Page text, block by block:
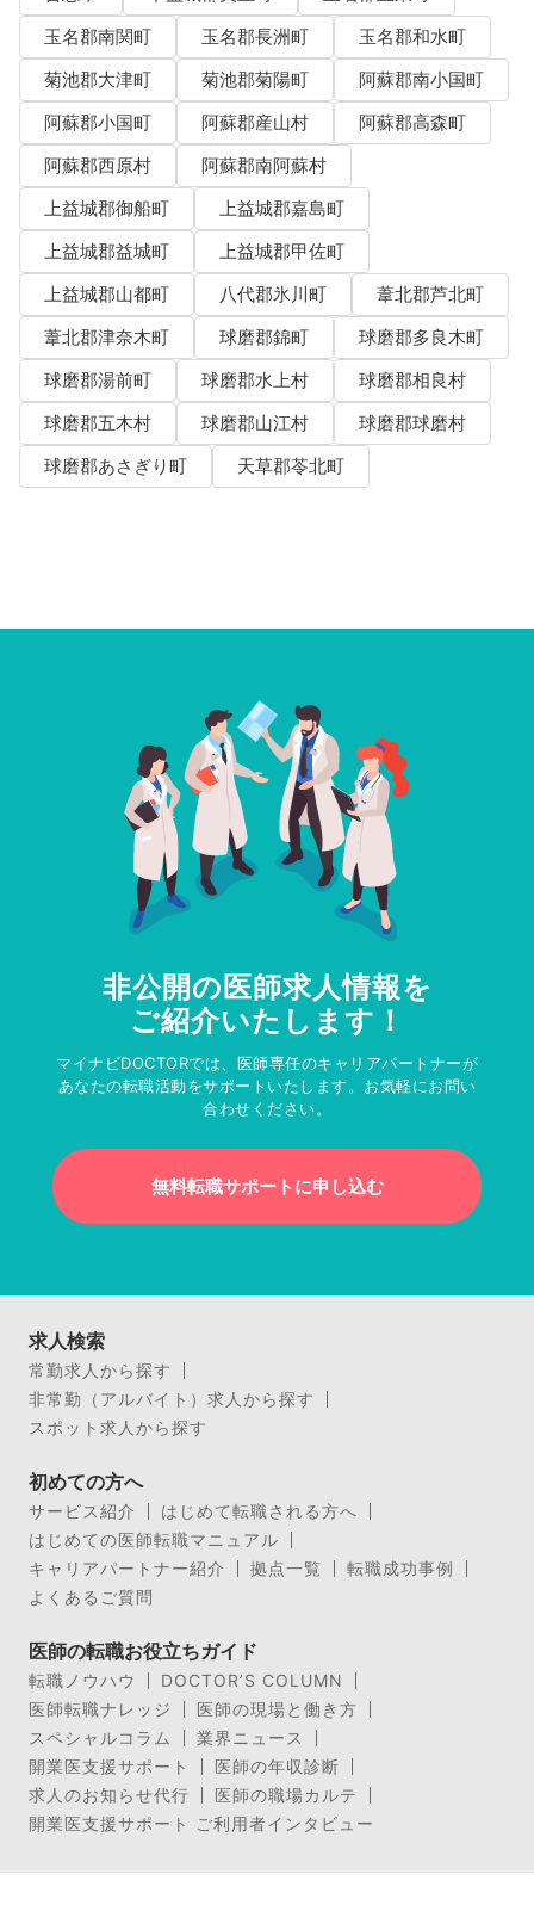
玉名郡南関町
玉名郡長洲町
玉名郡和水町
菊池郡大津町
菊池郡菊陽町
阿蘇郡南小国町
阿蘇郡小国町
阿蘇郡産山村
阿蘇郡高森町
阿蘇郡西原村
阿蘇郡南阿蘇村
上益城郡御船町
上益城郡嘉島町
上益城郡益城町
上益城郡甲佐町
上益城郡山都町
八代郡氷川町
葦北郡芦北町
葦北郡津奈木町
球磨郡錦町
球磨郡多良木町
球磨郡湯前町
球磨郡水上村
球磨郡相良村
球磨郡五木村
球磨郡山江村
球磨郡球磨村
球磨郡あさぎり町
天草郡苓北町
非公開の医師求人情報を
ご紹介いたします！
マイナビDOCTORでは、医師専任のキャリアパートナーが
あなたの転職活動をサポートいたします。お気軽にお問い
合わせください。
無料転職サポートに申し込む
求人検索
常勤求人から探す
非常勤（アルバイト）求人から探す
スポット求人から探す
初めての方へ
サービス紹介
はじめて転職される方へ
はじめての医師転職マニュアル
キャリアパートナー紹介
拠点一覧
転職成功事例
よくあるご質問
医師の転職お役立ちガイド
転職ノウハウ
DOCTOR’S COLUMN
医師転職ナレッジ
医師の現場と働き方
スペシャルコラム
業界ニュース
開業医支援サポート
医師の年収診断
求人のお知らせ代行
医師の職場カルテ
開業医支援サポート ご利用者インタビュー